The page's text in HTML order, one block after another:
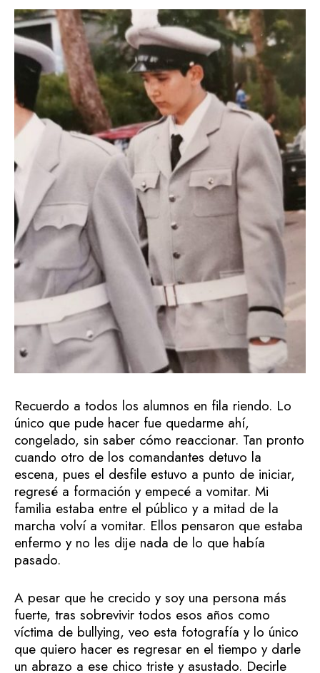
Recuerdo a todos los alumnos en fila riendo. Lo
único que pude hacer fue quedarme ahí,
congelado, sin saber cómo reaccionar. Tan pronto
cuando otro de los comandantes detuvo la
escena, pues el desfile estuvo a punto de iniciar,
regresé a formación y empecé a vomitar. Mi
familia estaba entre el público y a mitad de la
marcha volví a vomitar. Ellos pensaron que estaba
enfermo y no les dije nada de lo que había
pasado.
A pesar que he crecido y soy una persona más
fuerte, tras sobrevivir todos esos años como
víctima de bullying, veo esta fotografía y lo único
que quiero hacer es regresar en el tiempo y darle
un abrazo a ese chico triste y asustado. Decirle